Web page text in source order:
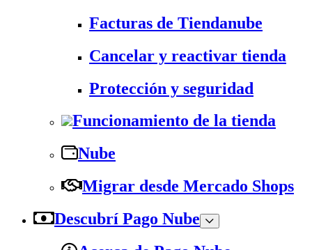
Facturas de Tiendanube
Cancelar y reactivar tienda
Protección y seguridad
Funcionamiento de la tienda
Nube
Migrar desde Mercado Shops
Descubrí Pago Nube